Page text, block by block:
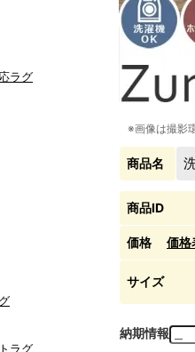
ラグ
ラグ
※画像は撮影
商品名
商品ID
価格 価格
サイズ
納期情報